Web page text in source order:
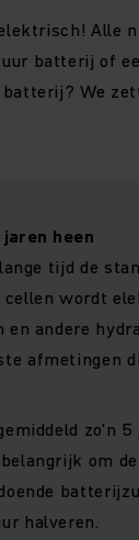
Alle
batterij of
We
heen
tijd de
cellen wordt
andere
afmetingen
zo'n
om
halveren.